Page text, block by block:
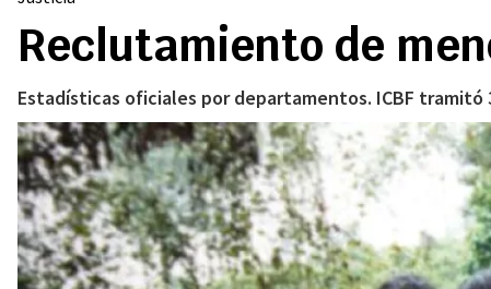
Reclutamiento de
Estadísticas oficiales por departamentos. ICBF